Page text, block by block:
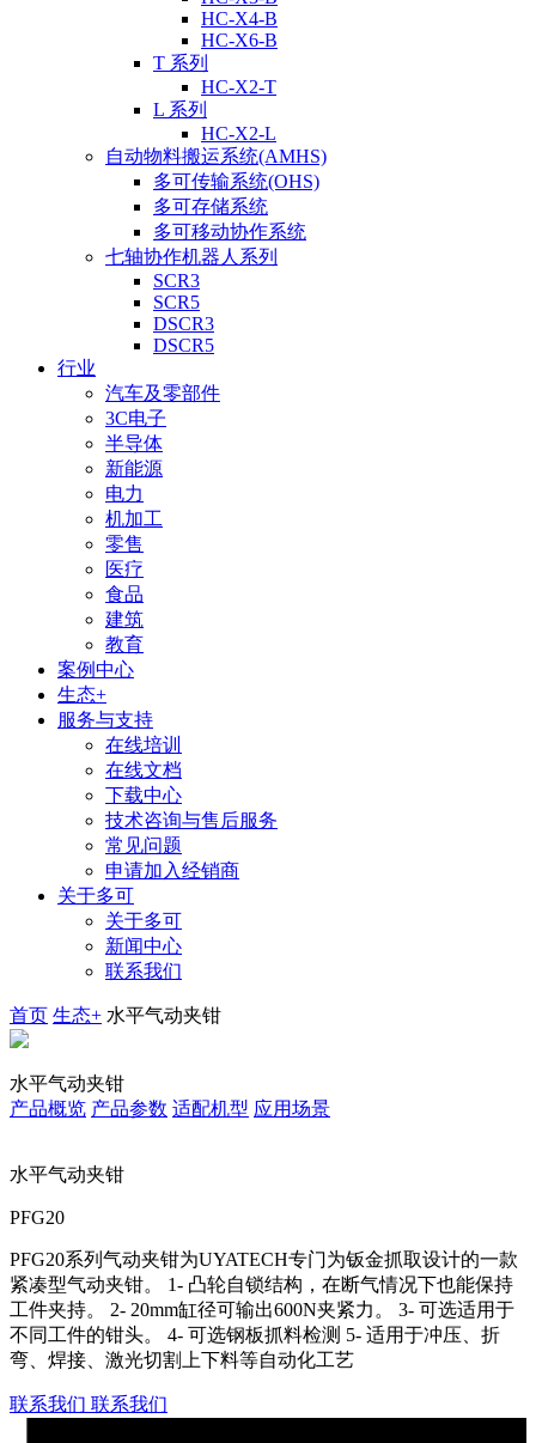
HC-X4-B
HC-X6-B
T 系列
HC-X2-T
L 系列
HC-X2-L
自动物料搬运系统(AMHS)
多可传输系统(OHS)
多可存储系统
多可移动协作系统
七轴协作机器人系列
SCR3
SCR5
DSCR3
DSCR5
行业
汽车及零部件
3C电子
半导体
新能源
电力
机加工
零售
医疗
食品
建筑
教育
案例中心
生态+
服务与支持
在线培训
在线文档
下载中心
技术咨询与售后服务
常见问题
申请加入经销商
关于多可
关于多可
新闻中心
联系我们
首页 生态+ 水平气动夹钳
水平气动夹钳
产品概览 产品参数 适配机型 应用场景
水平气动夹钳
PFG20
PFG20系列气动夹钳为UYATECH专门为钣金抓取设计的一款
紧凑型气动夹钳。 1- 凸轮自锁结构，在断气情况下也能保持
工件夹持。 2- 20mm缸径可输出600N夹紧力。 3- 可选适用于
不同工件的钳头。 4- 可选钢板抓料检测 5- 适用于冲压、折
弯、焊接、激光切割上下料等自动化工艺
联系我们 联系我们